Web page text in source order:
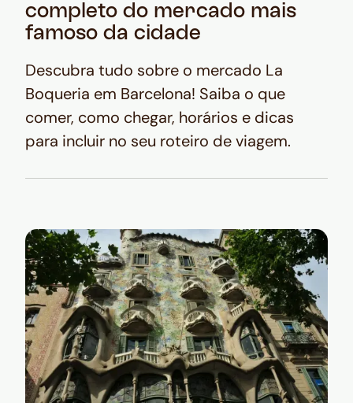
completo do mercado mais
famoso da cidade
Descubra tudo sobre o mercado La
Boqueria em Barcelona! Saiba o que
comer, como chegar, horários e dicas
para incluir no seu roteiro de viagem.